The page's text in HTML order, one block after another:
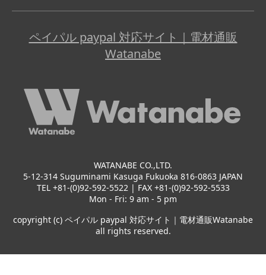
ペイパル paypal 対応サイト｜電材通販
Watanabe
WATANABE CO.,LTD.
5-12-314 Suguminami Kasuga Fukuoka 816-0863 JAPAN
TEL +81-(0)92-592-5522 | FAX +81-(0)92-592-5533
Mon - Fri: 9 am - 5 pm
copyright (c) ペイパル paypal 対応サイト｜電材通販Watanabe
all rights reserved.